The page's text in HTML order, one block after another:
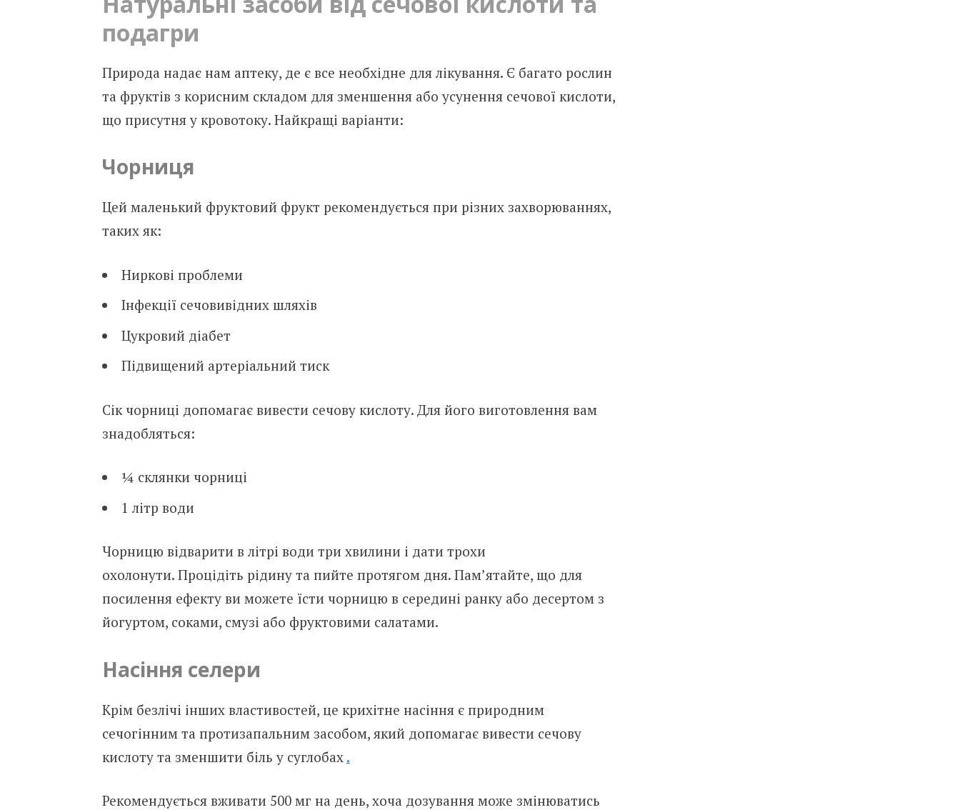
подагри
Природа надає нам аптеку, де є все необхідне для лікування. Є багато рослин
та фруктів з корисним складом для зменшення або усунення сечової кислоти,
що присутня у кровотоку. Найкращі варіанти:
Чорниця
Цей маленький фруктовий фрукт рекомендується при різних захворюваннях,
таких як:
Ниркові проблеми
Інфекції сечовивідних шляхів
Цукровий діабет
Підвищений артеріальний тиск
Сік чорниці допомагає вивести сечову кислоту. Для його виготовлення вам
знадобляться:
¼ склянки чорниці
1 літр води
Чорницю відварити в літрі води три хвилини і дати трохи
охолонути. Процідіть рідину та пийте протягом дня. Пам’ятайте, що для
посилення ефекту ви можете їсти чорницю в середині ранку або десертом з
йогуртом, соками, смузі або фруктовими салатами.
Насіння селери
Крім безлічі інших властивостей, це крихітне насіння є природним
сечогінним та протизапальним засобом, який допомагає вивести сечову
кислоту та зменшити біль у суглобах .
Рекомендується вживати 500 мг на день, хоча дозування може змінюватись